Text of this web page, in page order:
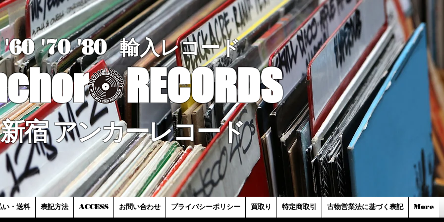
い・送料 表記方法 ACCESS お問い合わせ プライバシーポリシー 買取り 特定商取引 古物営業法に基づく表記 More
'60 '70'80 輸入レコード
RECORDS
新宿 アンカーレコード